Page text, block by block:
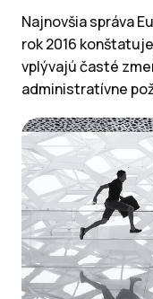
Najnovšia správa
rok 2016
vplývajú časté
administratívne